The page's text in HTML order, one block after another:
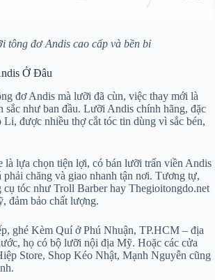
tông đơ Andis cao cấp và bền bỉ
Ở Đâu
đơ Andis mà lưỡi đã cùn, việc thay mới là
sắc như ban đầu. Lưỡi Andis chính hãng, đặc
được nhiều thợ cắt tóc tin dùng vì sắc bén,
là lựa chọn tiện lợi, có bán lưỡi trấn viền Andis
chăng và giao nhanh tận nơi. Tương tự,
cụ tóc như Troll Barber hay Thegioitongdo.net
đảm bảo chất lượng.
ghé Kèm Quí ở Phú Nhuận, TP.HCM – địa
họ có bộ lưỡi nội địa Mỹ. Hoặc các cửa
Store, Shop Kéo Nhật, Mạnh Nguyễn cũng